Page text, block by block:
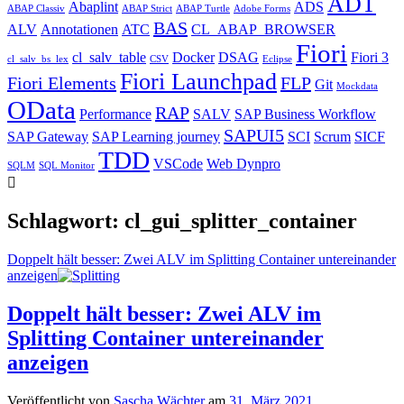
ABAP Classiv Abaplint ABAP Strict ABAP Turtle Adobe Forms ADS
ALV Annotationen ATC BAS CL_ABAP_BROWSER
cl_salv_bs_lex cl_salv_table CSV Docker DSAG Eclipse Fiori Fiori 3
Fiori Elements Fiori LaunchpadFLP Git Mockdata
OData Performance RAP SALV SAP Business Workflow
SAP Gateway SAP Learning journey SAPUI5 SCI Scrum SICF
SQLM SQL Monitor TDD VSCode Web Dynpro
Schlagwort: cl_gui_splitter_container
Doppelt hält besser: Zwei ALV im Splitting Container untereinander
anzeigen
Doppelt hält besser: Zwei ALV im
Splitting Container untereinander
anzeigen
Veröffentlicht von Sascha Wächteram 31. März 2021